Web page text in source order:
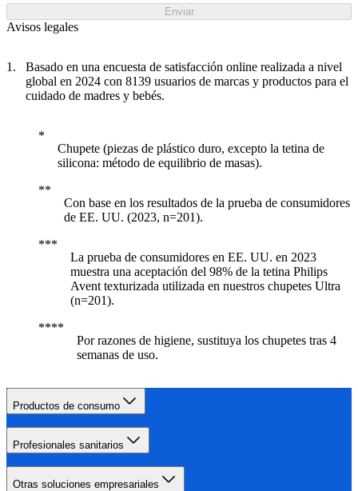
Enviar
Avisos legales
Basado en una encuesta de satisfacción online realizada a nivel
global en 2024 con 8139 usuarios de marcas y productos para el
cuidado de madres y bebés.
Chupete (piezas de plástico duro, excepto la tetina de
silicona: método de equilibrio de masas).
Con base en los resultados de la prueba de consumidores
de EE. UU. (2023, n=201).
La prueba de consumidores en EE. UU. en 2023
muestra una aceptación del 98% de la tetina Philips
Avent texturizada utilizada en nuestros chupetes Ultra
(n=201).
Por razones de higiene, sustituya los chupetes tras 4
semanas de uso.
Productos de consumo
Profesionales sanitarios
Otras soluciones empresariales